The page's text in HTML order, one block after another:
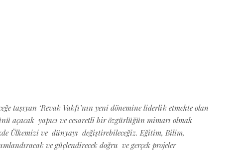
taşıyan ‘Revak Vakfı’nın yeni dönemine liderlik etmekte olan
açacak yapıcı ve cesaretli bir özgürlüğün mimarı olmak
Ülkemizi ve dünyayı değiştirebileceğiz. Eğitim, Bilim,
ve güçlendirecek doğru ve gerçek projeler